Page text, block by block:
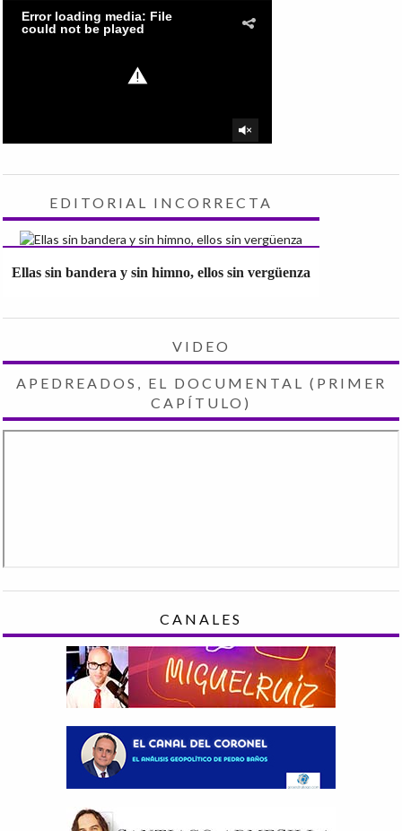
EDITORIAL INCORRECTA
Ellas sin bandera y sin himno, ellos sin vergüenza
VIDEO
APEDREADOS, EL DOCUMENTAL (PRIMER
CAPÍTULO)
CANALES